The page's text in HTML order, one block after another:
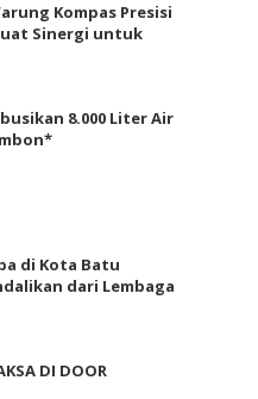
Kompas Presisi
Sinergi untuk
8.000 Liter Air
di Kota Batu
dari Lembaga
DI DOOR